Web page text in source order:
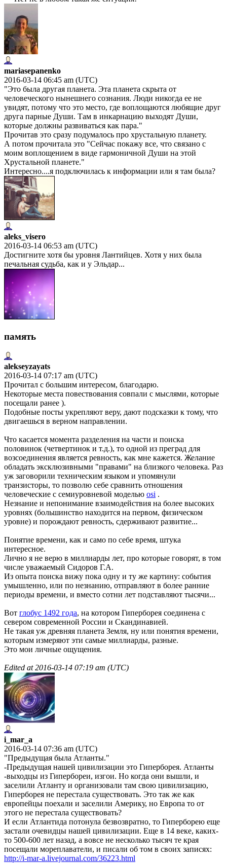
mariasepanenko
2016-03-14 06:45 am (UTC)
"Это была другая планета. Эта планета скрыта от
человеческого нынешнего сознания. Люди никогда ее не
увидят, потому что это место, где воплощаются любящие друг
друга парные Души. Там в инкарнацию выходят Души,
которые должны развиваться как пара."
Прочитав это сразу подумалось про хрустальную планету.
А потом прочитала это "Сейчас покажу все, что связано с
моим воплощением в виде гармоничной Души на этой
Хрустальной планете."
Интересно....я подключилась к информации или я там была?
aleks_visero
2016-03-14 06:53 am (UTC)
Достигните хотя бы уровня Лантийцев. Хотя у них была
печальная судьба, как и у Эльдар...
память
alekseyzayats
2016-03-14 07:17 am (UTC)
Прочитал с большим интересом, благодарю.
Некоторые места повествования совпали с мыслями, которые
посещали ранее ).
Подобные посты укрепляют веру, дают подсказки к тому, что
двигаешься в верном направлении.
Что касается момента разделения на части и поиска
половинок (четвертинок и т.д.), то одной из преград для
возсоединения является ревность, как мне кажется. Желание
обладать эксклюзивными "правами" на близкого человека. Раз
уж заговорили техническим языком и упомянули
транзисторы, то позволю себе сравнить отношения
человеческие с семиуровневой моделью osi .
Незнание и непонимание взаимодействия на более высоких
уровнях (большинство находится на первом, физическом
уровне) и порождают ревность, сдерживают развитие...
Понятие времени, как и само по себе время, штука
интересное.
Лично я не верю в миллиарды лет, про которые говорят, в том
числе уважаемый Сидоров Г.А.
Из опыта поиска вижу пока одну и ту же картину: события
умышленно, или по незнанию, отправляют в более ранние
периоды времени, и вместо сотни лет подставляют тысячи...
Вот глобус 1492 года, на котором Гиперборея соединена с
севером современной России и Скандинавией.
Не такая уж древняя планета Земля, ну или понятия времени,
которым измеряют эти самые миллиарды, разные.
Это мои личные ощущения.
Edited at2016-03-14 07:19 am (UTC)
i_mar_a
2016-03-14 07:36 am (UTC)
"Предыдущая была Атланты."
-Предыдущая нашей цивилизации это Гиперборея. Атланты
-выходцы из Гипербореи, изгои. Но когда они вышли, и
заселили Атланту и организовали там свою цивилизацию,
Гиперборея не перестала существовать. Это так же как
европейцы поехали и заселили Америку, но Европа то от
этого не перестала существовать?
И если Атлантида потонула безвозвратно, то Гиперборею еще
застали очевидцы нашей цивилизации. Еще в 14 веке, каких-
то 500-600 лет назад, а вовсе не несколько тысяч те края
посещали мореплаватели, и писали об том в своих записях:
http://i-mar-a.livejournal.com/36223.html